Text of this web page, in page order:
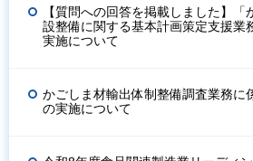
【質問への回答を掲載しました】
設整備に関する基本計画策定支援業
実施について
かごしま材輸出体制整備調査業務に
の実施について